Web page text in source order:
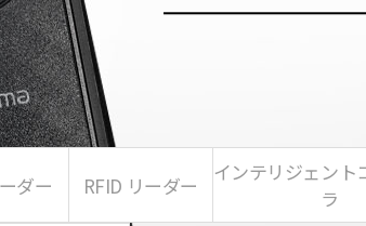
ダー RFID リーダー
インテリジェント
ラ